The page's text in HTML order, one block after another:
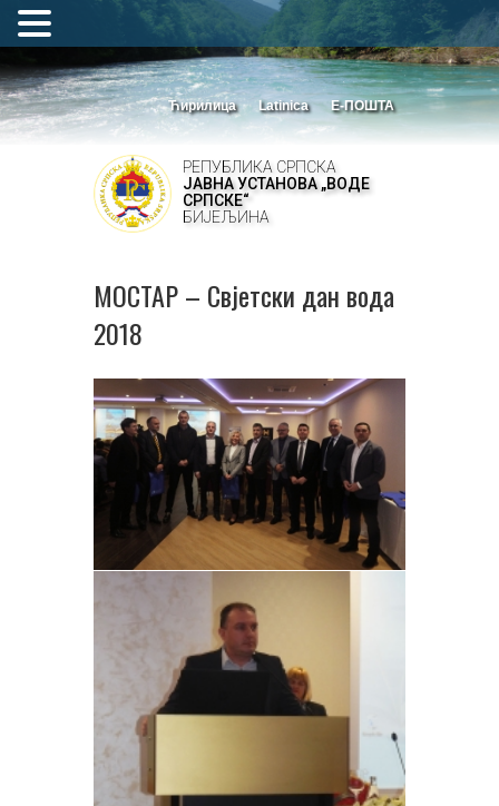
Ћирилица Latinica Е-ПОШТА
РЕПУБЛИКА СРПСКА
ЈАВНА УСТАНОВА „ВОДЕ
СРПСКЕ“
БИЈЕЉИНА
МОСТАР – Свјетски дан вода
2018